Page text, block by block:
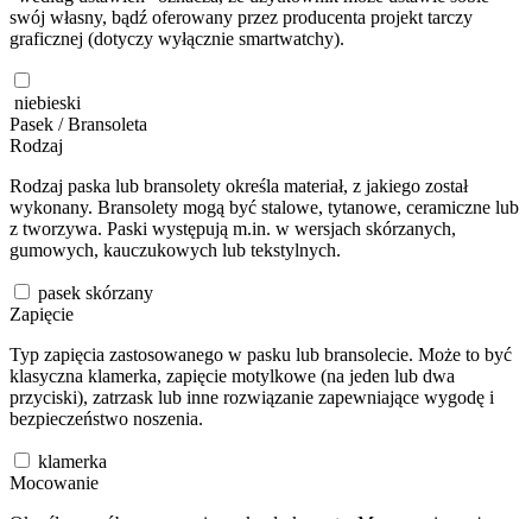
swój własny, bądź oferowany przez producenta projekt tarczy
graficznej (dotyczy wyłącznie smartwatchy).
niebieski
Pasek / Bransoleta
Rodzaj
Rodzaj paska lub bransolety określa materiał, z jakiego został
wykonany. Bransolety mogą być stalowe, tytanowe, ceramiczne lub
z tworzywa. Paski występują m.in. w wersjach skórzanych,
gumowych, kauczukowych lub tekstylnych.
pasek skórzany
Zapięcie
Typ zapięcia zastosowanego w pasku lub bransolecie. Może to być
klasyczna klamerka, zapięcie motylkowe (na jeden lub dwa
przyciski), zatrzask lub inne rozwiązanie zapewniające wygodę i
bezpieczeństwo noszenia.
klamerka
Mocowanie